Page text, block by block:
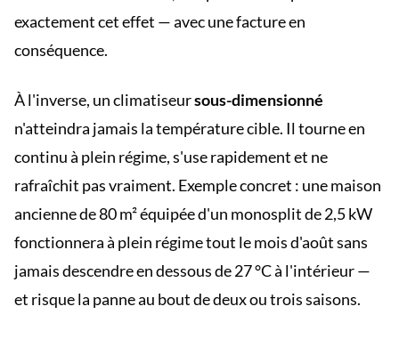
exactement cet effet — avec une facture en
conséquence.
À l'inverse, un climatiseursous-dimensionné
n'atteindra jamais la température cible. Il tourne en
continu à plein régime, s'use rapidement et ne
rafraîchit pas vraiment. Exemple concret : une maison
ancienne de 80 m² équipée d'un monosplit de 2,5 kW
fonctionnera à plein régime tout le mois d'août sans
jamais descendre en dessous de 27 °C à l'intérieur —
et risque la panne au bout de deux ou trois saisons.